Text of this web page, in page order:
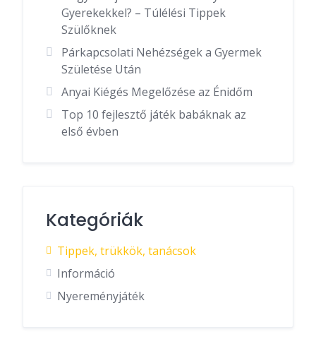
Gyerekekkel? – Túlélési Tippek
Szülőknek
Párkapcsolati Nehézségek a Gyermek
Születése Után
Anyai Kiégés Megelőzése az Énidőm
Top 10 fejlesztő játék babáknak az
első évben
Kategóriák
Tippek, trükkök, tanácsok
Információ
Nyereményjáték